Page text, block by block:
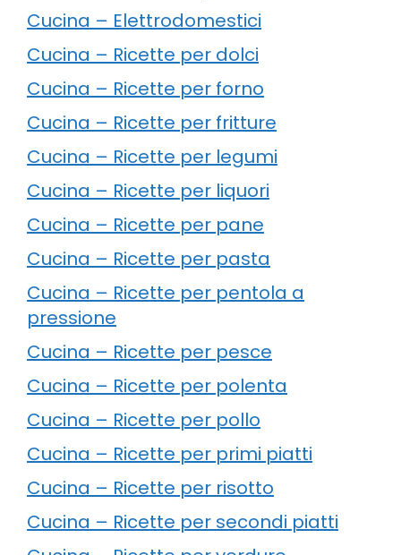
Cucina – Elettrodomestici
Cucina – Ricette per dolci
Cucina – Ricette per forno
Cucina – Ricette per fritture
Cucina – Ricette per legumi
Cucina – Ricette per liquori
Cucina – Ricette per pane
Cucina – Ricette per pasta
Cucina – Ricette per pentola a
pressione
Cucina – Ricette per pesce
Cucina – Ricette per polenta
Cucina – Ricette per pollo
Cucina – Ricette per primi piatti
Cucina – Ricette per risotto
Cucina – Ricette per secondi piatti